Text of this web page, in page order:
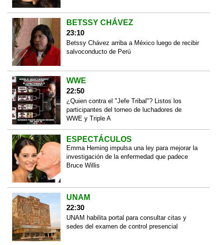
BETSSY CHÁVEZ
23:10
Betssy Chávez arriba a México luego de recibir
salvoconducto de Perú
WWE
22:50
¿Quien contra el "Jefe Tribal"? Listos los
participantes del torneo de luchadores de
WWE y Triple A
ESPECTÁCULOS
Emma Heming impulsa una ley para mejorar la
investigación de la enfermedad que padece
Bruce Willis
UNAM
22:30
UNAM habilita portal para consultar citas y
sedes del examen de control presencial